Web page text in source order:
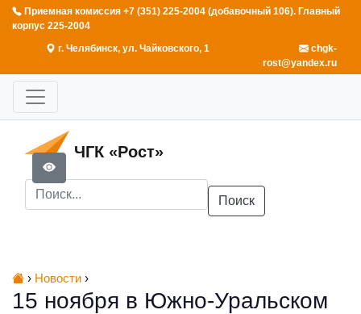
Приемная комиссия +7 (351) 225-2004 (добавочный 106). Главный
корпус 225-2004
г. Челябинск, ул. Чайковского, 1
chgk-
rost@yandex.ru
ЧГК «Рост»
Поиск
› Новости ›
15 ноября в Южно-Уральском